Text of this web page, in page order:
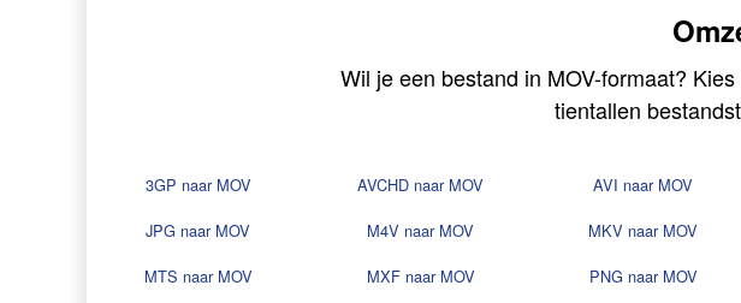
Wil je een bestand in MOV-formaat?
tientallen
3GP naar MOV AVCHD naar MOV AVI naar MOV
JPG naar MOV
M4V naar MOV MKV naar MOV
MTS naar MOV
MXF naar MOV PNG naar MOV